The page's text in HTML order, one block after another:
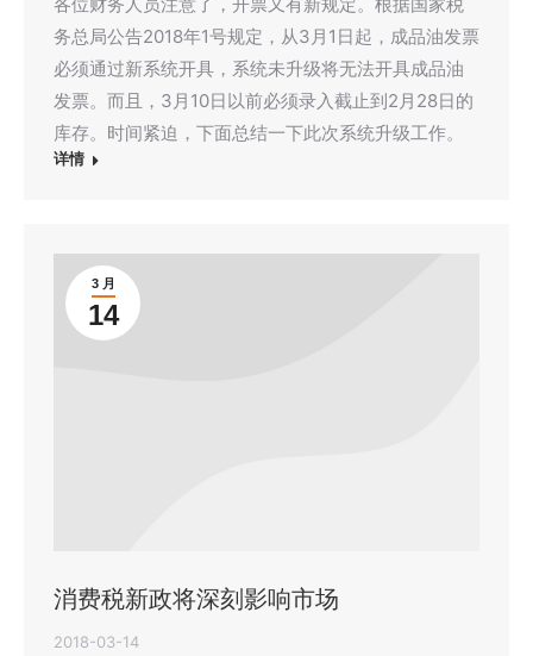
务总局公告2018年1号规定，从3月1日起，成品油发票
必须通过新系统开具，系统未升级将无法开具成品油
发票。而且，3月10日以前必须录入截止到2月28日的
库存。时间紧迫，下面总结一下此次系统升级工作。
详情
3 月
14
消费税新政将深刻影响市场
2018-03-14